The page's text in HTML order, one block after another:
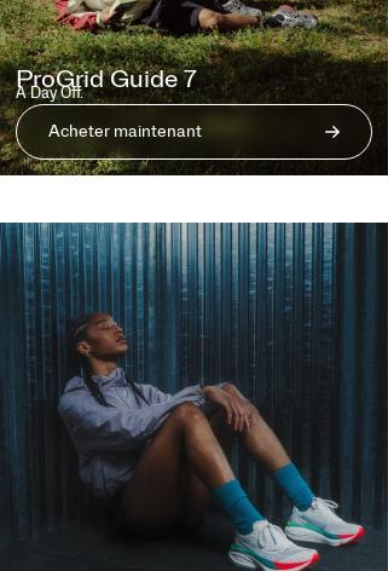
ProGrid Guide 7
A Day Off.
Acheter maintenant